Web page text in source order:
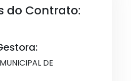
do Contrato:
DE